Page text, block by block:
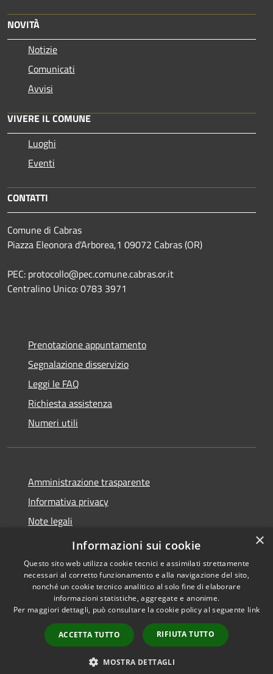
NOVITÀ
Notizie
Comunicati
Avvisi
VIVERE IL COMUNE
Luoghi
Eventi
CONTATTI
Comune di Cabras
Piazza Eleonora d'Arborea,1 09072 Cabras (OR)
PEC: protocollo@pec.comune.cabras.or.it
Centralino Unico: 0783 3971
Prenotazione appuntamento
Segnalazione disservizio
Leggi le FAQ
Richiesta assistenza
Numeri utili
Amministrazione trasparente
Informativa privacy
Note legali
Dichiarazione di accessibilità
Accessibilità
Copyright © 2026 • Comune di
Cabras • Powered by
Municipium•
Accesso
redazione
×
Informazioni sui cookie
Questo sito web utilizza cookie tecnici e assimilati strettamente
necessari al corretto funzionamento e alla navigazione del sito,
nonché un cookie tecnico analitico al solo fine di elaborare
informazioni statistiche, aggregate e anonime.
Per maggiori dettagli, può consultare la cookie policy al seguente link
ACCETTA TUTTO RIFIUTA TUTTO
MOSTRA DETTAGLI